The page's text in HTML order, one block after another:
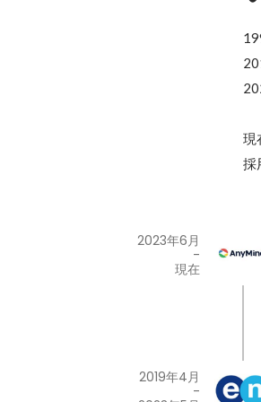
現
採
2023年6月
-
現在
2019年4月
-